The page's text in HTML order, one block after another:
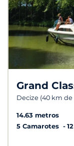
Grand
Decize (40 km de
14.63 metros
5 Camarotes